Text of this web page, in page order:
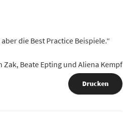
die Best Practice Beispiele.“
Zak, Beate Epting und Aliena Kempf
Drucken